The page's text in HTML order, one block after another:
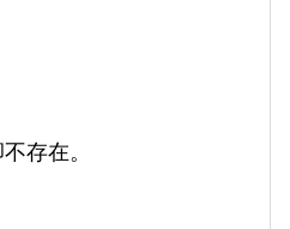
存在。